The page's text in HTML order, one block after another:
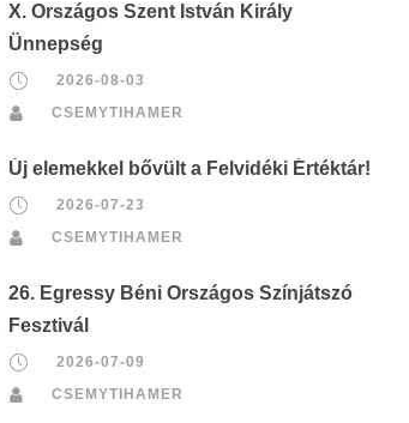
X. Országos Szent István Király
Ünnepség
2026-08-03
CSEMYTIHAMER
Új elemekkel bővült a Felvidéki Értéktár!
2026-07-23
CSEMYTIHAMER
26. Egressy Béni Országos Színjátszó
Fesztivál
2026-07-09
CSEMYTIHAMER